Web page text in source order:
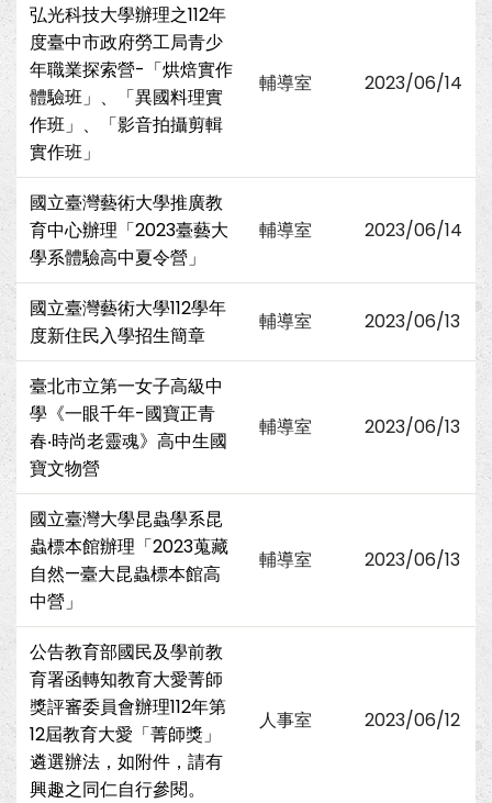
弘光科技大學辦理之112年
度臺中市政府勞工局青少
年職業探索營-「烘焙實作
體驗班」、「異國料理實
作班」、「影音拍攝剪輯
實作班」
輔導室 2023/06/14
國立臺灣藝術大學推廣教
育中心辦理「2023臺藝大
學系體驗高中夏令營」
輔導室 2023/06/14
國立臺灣藝術大學112學年
度新住民入學招生簡章
輔導室 2023/06/13
臺北市立第一女子高級中
學《一眼千年-國寶正青
春‧時尚老靈魂》高中生國
寶文物營
輔導室 2023/06/13
國立臺灣大學昆蟲學系昆
蟲標本館辦理「2023蒐藏
自然—臺大昆蟲標本館高
中營」
輔導室 2023/06/13
公告教育部國民及學前教
育署函轉知教育大愛菁師
獎評審委員會辦理112年第
12屆教育大愛「菁師獎」
遴選辦法，如附件，請有
興趣之同仁自行參閱。
人事室 2023/06/12